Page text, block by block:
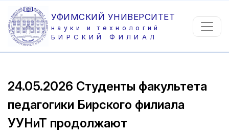
УФИМСКИЙ УНИВЕРСИТЕТ
науки и технологий
БИРСКИЙ ФИЛИАЛ
24.05.2026 Студенты факультета
педагогики Бирского филиала
УУНиТ продолжают